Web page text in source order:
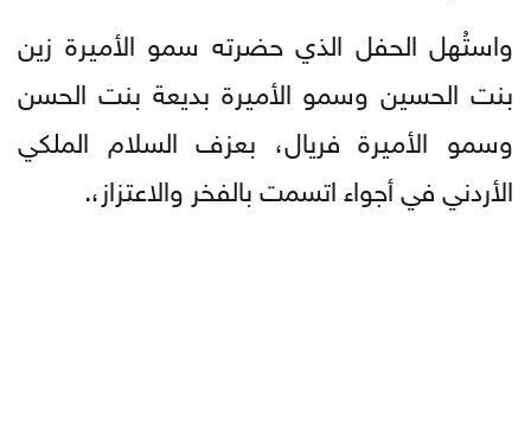
واستُهل الحفل الذي حضرته سمو الأميرة زين
بنت الحسين وسمو الأميرة بديعة بنت الحسن
وسمو الأميرة فريال، بعزف السلام الملكي
الأردني في أجواء اتسمت بالفخر والاعتزاز،.